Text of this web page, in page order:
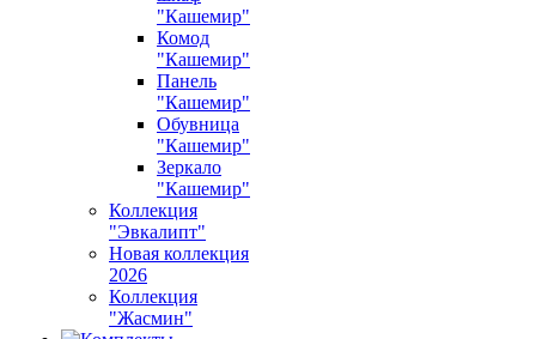
"Кашемир"
Комод
"Кашемир"
Панель
"Кашемир"
Обувница
"Кашемир"
Зеркало
"Кашемир"
Коллекция
"Эвкалипт"
Новая коллекция
2026
Коллекция
"Жасмин"